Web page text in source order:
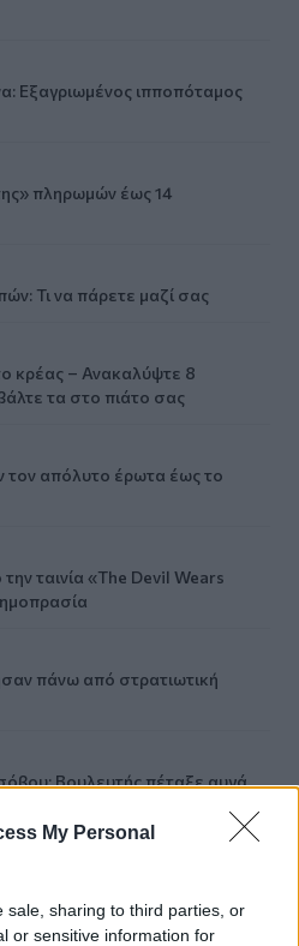
My Personal
sale, sharing to third parties, or
or sensitive information for
Εξαγριωμένος ιπποπόταμος
πληρωμών έως 14
Τι να πάρετε μαζί σας
κρέας – Ανακαλύψτε 8
τα στο πιάτο σας
τον απόλυτο έρωτα έως το
ταινία «The Devil Wears
πάνω από στρατιωτική
Βουλευτής πέταξε αυγά